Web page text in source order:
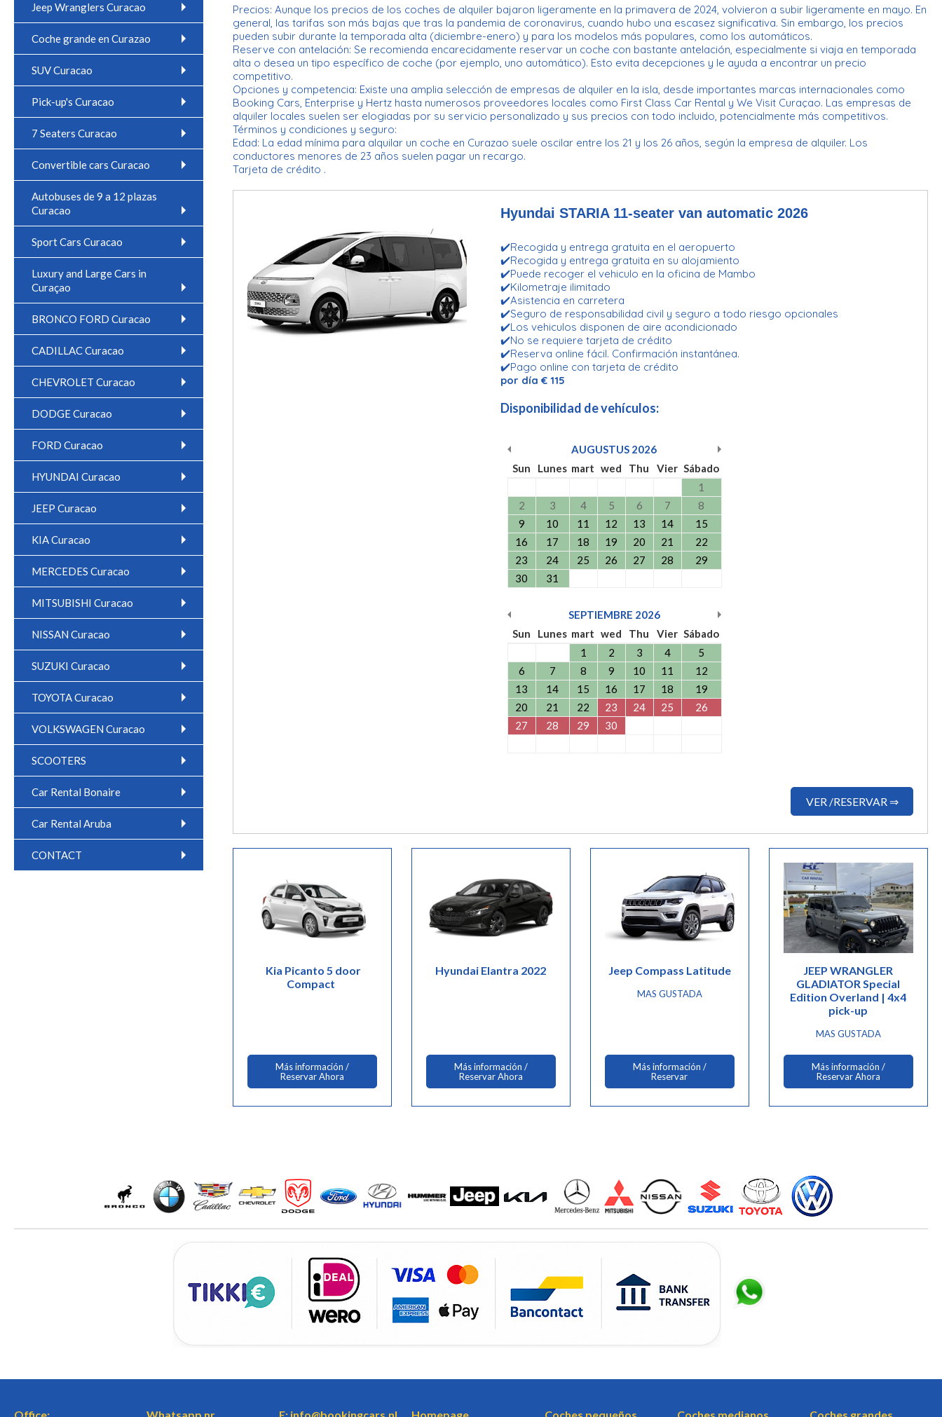
Jeep Wranglers Curacao
Coche grande en Curazao
SUV Curacao
Pick-up's Curacao
7 Seaters Curacao
Convertible cars Curacao
Autobuses de 9 a 12 plazas
Curacao
Sport Cars Curacao
Luxury and Large Cars in
Curaçao
BRONCO FORD Curacao
CADILLAC Curacao
CHEVROLET Curacao
DODGE Curacao
FORD Curacao
HYUNDAI Curacao
JEEP Curacao
KIA Curacao
MERCEDES Curacao
MITSUBISHI Curacao
NISSAN Curacao
SUZUKI Curacao
TOYOTA Curacao
VOLKSWAGEN Curacao
SCOOTERS
Car Rental Bonaire
Car Rental Aruba
CONTACT
Precios: Aunque los precios de los coches de alquiler bajaron ligeramente en la primavera de 2024, volvieron a subir ligeramente en mayo. En
general, las tarifas son más bajas que tras la pandemia de coronavirus, cuando hubo una escasez significativa. Sin embargo, los precios
pueden subir durante la temporada alta (diciembre-enero) y para los modelos más populares, como los automáticos.
Reserve con antelación: Se recomienda encarecidamente reservar un coche con bastante antelación, especialmente si viaja en temporada
alta o desea un tipo específico de coche (por ejemplo, uno automático). Esto evita decepciones y le ayuda a encontrar un precio
competitivo.
Opciones y competencia: Existe una amplia selección de empresas de alquiler en la isla, desde importantes marcas internacionales como
Booking Cars, Enterprise y Hertz hasta numerosos proveedores locales como First Class Car Rental y We Visit Curaçao. Las empresas de
alquiler locales suelen ser elogiadas por su servicio personalizado y sus precios con todo incluido, potencialmente más competitivos.
Términos y condiciones y seguro:
Edad: La edad mínima para alquilar un coche en Curazao suele oscilar entre los 21 y los 26 años, según la empresa de alquiler. Los
conductores menores de 23 años suelen pagar un recargo.
Tarjeta de crédito .
Hyundai STARIA 11-seater van automatic 2026
✔️Recogida y entrega gratuita en el aeropuerto
✔️Recogida y entrega gratuita en su alojamiento
✔️Puede recoger el vehiculo en la oficina de Mambo
✔️Kilometraje ilimitado
✔️Asistencia en carretera
✔️Seguro de responsabilidad civil y seguro a todo riesgo opcionales
✔️Los vehiculos disponen de aire acondicionado
✔️No se requiere tarjeta de crédito
✔️Reserva online fácil. Confirmación instantánea.
✔️Pago online con tarjeta de crédito
por día € 115
VER /RESERVAR ⇒
Disponibilidad de vehículos:
AUGUSTUS 2026
Sun
Lunes mart wed Thu Vier Sábado
1
2
3 4 5 6 7
8
9
10 11 12 13 14
15
16
17 18 19 20 21
22
23
24 25 26 27 28
29
30
31
SEPTIEMBRE 2026
Sun
Lunes mart wed Thu Vier Sábado
1
2 3 4
5
6
7 8 9 10 11
12
13
14 15 16 17 18
19
20
21 22 23 24 25
26
27
28 29 30
Kia Picanto 5 door
Compact
Más información /
Reservar Ahora
Hyundai Elantra 2022
Más información /
Reservar Ahora
Jeep Compass Latitude
MAS GUSTADA
Más información /
Reservar
JEEP WRANGLER
GLADIATOR Special
Edition Overland | 4x4
pick-up
MAS GUSTADA
Más información /
Reservar Ahora
Office: Whatsapp nr. E: info@bookingcars.nl Homepage Coches pequeños Coches medianos Coches grandes